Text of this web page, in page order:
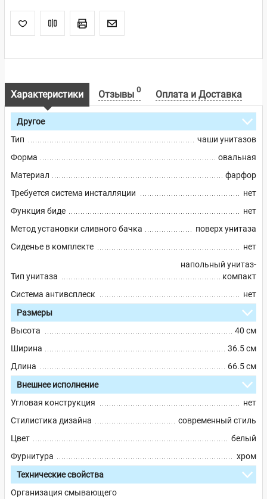
Характеристики Отзывы 0 Оплата и Доставка
Другое
Тип
чаши унитазов
Форма
овальная
Материал
фарфор
Требуется система инсталляции
нет
Функция биде
нет
Метод установки сливного бачка
поверх унитаза
Сиденье в комплекте
нет
Тип унитаза
напольный унитаз-
компакт
Система антивсплеск
нет
Размеры
Высота
40 см
Ширина
36.5 см
Длина
66.5 см
Внешнее исполнение
Угловая конструкция
нет
Стилистика дизайна
современный стиль
Цвет
белый
Фурнитура
хром
Технические свойства
Организация смывающего